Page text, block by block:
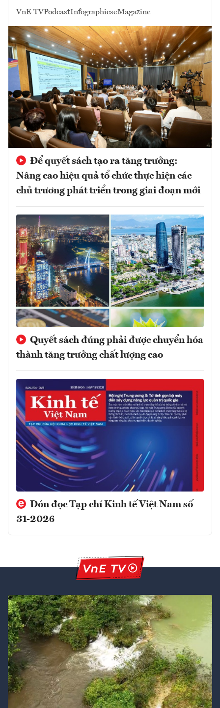
VnE TVPodcastInfographicseMagazine
Để quyết sách tạo ra tăng trưởng:
Nâng cao hiệu quả tổ chức thực hiện các
chủ trương phát triển trong giai đoạn mới
Quyết sách đúng phải được chuyển hóa
thành tăng trưởng chất lượng cao
Đón đọc Tạp chí Kinh tế Việt Nam số
31-2026